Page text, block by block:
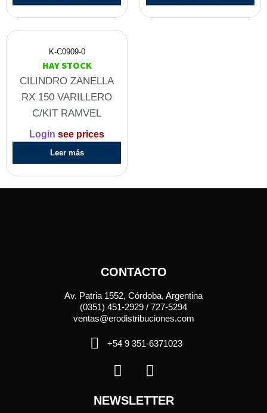
K-C0909-0
HAY STOCK
CILINDRO ZANELLA
RX 150 VARILLERO
C/KIT RAMVEL
Login see prices
Leer más
CONTACTO
Av. Patria 1552, Córdoba, Argentina
(0351) 451-2929 / 727-5294
ventas@erodistribuciones.com
+54 9 351-6371023
NEWSLETTER